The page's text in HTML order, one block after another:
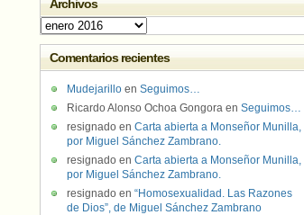
Archivos
Archivos
Comentarios recientes
Mudejarillo en Seguimos…
Ricardo Alonso Ochoa Gongora en Seguimos…
resignado en Carta abierta a Monseñor Munilla,
por Miguel Sánchez Zambrano.
resignado en Carta abierta a Monseñor Munilla,
por Miguel Sánchez Zambrano.
resignado en “Homosexualidad. Las Razones
de Dios”, de Miguel Sánchez Zambrano